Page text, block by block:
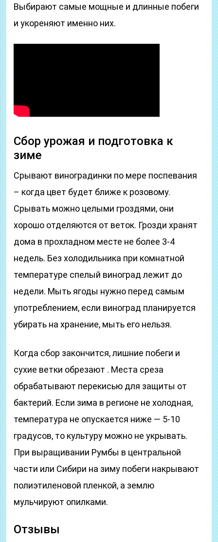
Выбирают самые мощные и длинные побеги
и укореняют именно них.
Сбор урожая и подготовка к
зиме
Срывают виноградинки по мере поспевания
– когда цвет будет ближе к розовому.
Срывать можно целыми гроздями, они
хорошо отделяются от веток. Грозди хранят
дома в прохладном месте не более 3-4
недель. Без холодильника при комнатной
температуре спелый виноград лежит до
недели. Мыть ягоды нужно перед самым
употреблением, если виноград планируется
убирать на хранение, мыть его нельзя.
Когда сбор закончится, лишние побеги и
сухие ветки обрезают . Места среза
обрабатывают перекисью для защиты от
бактерий. Если зима в регионе не холодная,
температура не опускается ниже — 5-10
градусов, то культуру можно не укрывать.
При выращивании Румбы в центральной
части или Сибири на зиму побеги накрывают
полиэтиленовой пленкой, а землю
мульчируют опилками.
Отзывы